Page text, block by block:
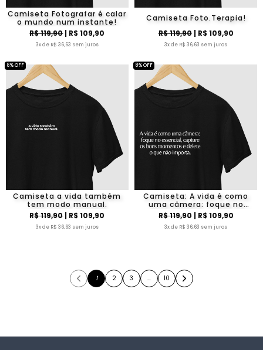
Camiseta Fotografar é calar
o mundo num instante!
R$ 119,90| R$ 109,90
3x de R$ 36,63 sem juros
Camiseta Foto.Terapia!
R$ 119,90| R$ 109,90
3x de R$ 36,63 sem juros
Camiseta a vida também
tem modo manual.
R$ 119,90| R$ 109,90
3x de R$ 36,63 sem juros
8% OFF
Camiseta: A vida é como
uma câmera: foque no
essencial, capture os bons
momentos e delete o que
não importa.
R$ 119,90| R$ 109,90
3x de R$ 36,63 sem juros
8% OFF
1 2 3 … 10